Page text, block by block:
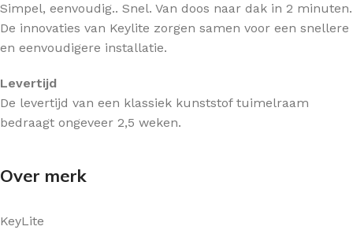
Simpel, eenvoudig.. Snel. Van doos naar dak in 2 minuten.
De innovaties van Keylite zorgen samen voor een snellere
en eenvoudigere installatie.
Levertijd
De levertijd van een klassiek kunststof tuimelraam
bedraagt ongeveer 2,5 weken.
Over merk
KeyLite